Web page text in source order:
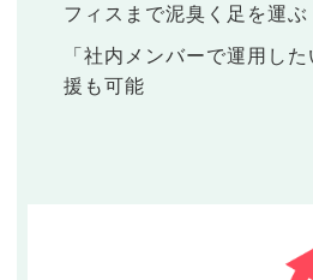
フィスまで泥臭く足を運ぶ
「社内メンバーで運用し
援も可能